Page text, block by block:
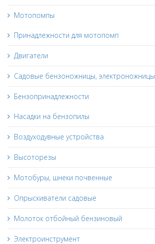
Мотопомпы
Принадлежности для мотопомп
Двигатели
Садовые бензоножницы, электроножницы
Бензопринадлежности
Насадки на бензопилы
Воздуходувные устройства
Высоторезы
Мотобуры, шнеки почвенные
Опрыскиватели садовые
Молоток отбойный бензиновый
Электроинструмент